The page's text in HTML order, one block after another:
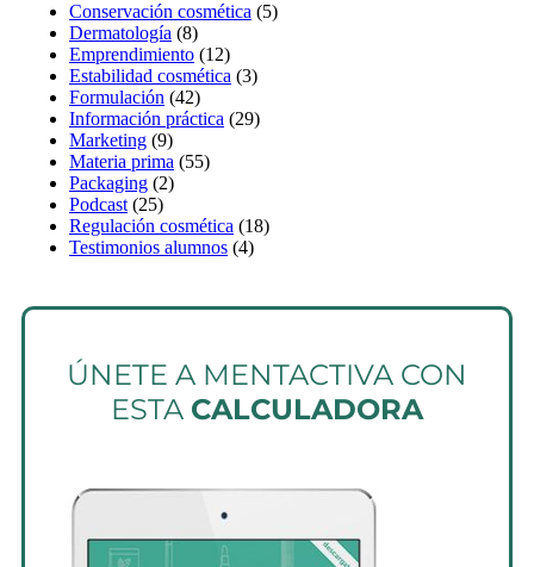
Conservación cosmética (5)
Dermatología (8)
Emprendimiento (12)
Estabilidad cosmética (3)
Formulación (42)
Información práctica (29)
Marketing (9)
Materia prima (55)
Packaging (2)
Podcast (25)
Regulación cosmética (18)
Testimonios alumnos (4)
ÚNETE A MENTACTIVA CON
ESTA CALCULADORA